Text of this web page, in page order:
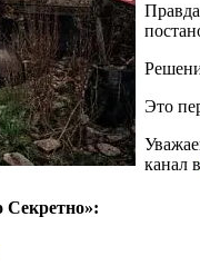
Это
канал в
Секретно»: